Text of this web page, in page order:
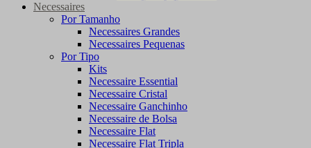
Necessaires
Por Tamanho
Necessaires Grandes
Necessaires Pequenas
Por Tipo
Kits
Necessaire Essential
Necessaire Cristal
Necessaire Ganchinho
Necessaire de Bolsa
Necessaire Flat
Necessaire Flat Tripla